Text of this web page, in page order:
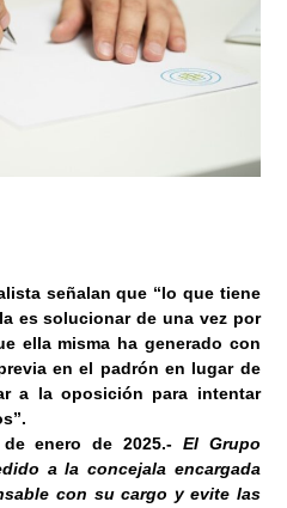
señalan que “lo que tiene
es solucionar de una vez por
ella misma ha generado con
en el padrón en lugar de
a la oposición para intentar
enero de 2025.- El Grupo
a la concejala encargada
con su cargo y evite las